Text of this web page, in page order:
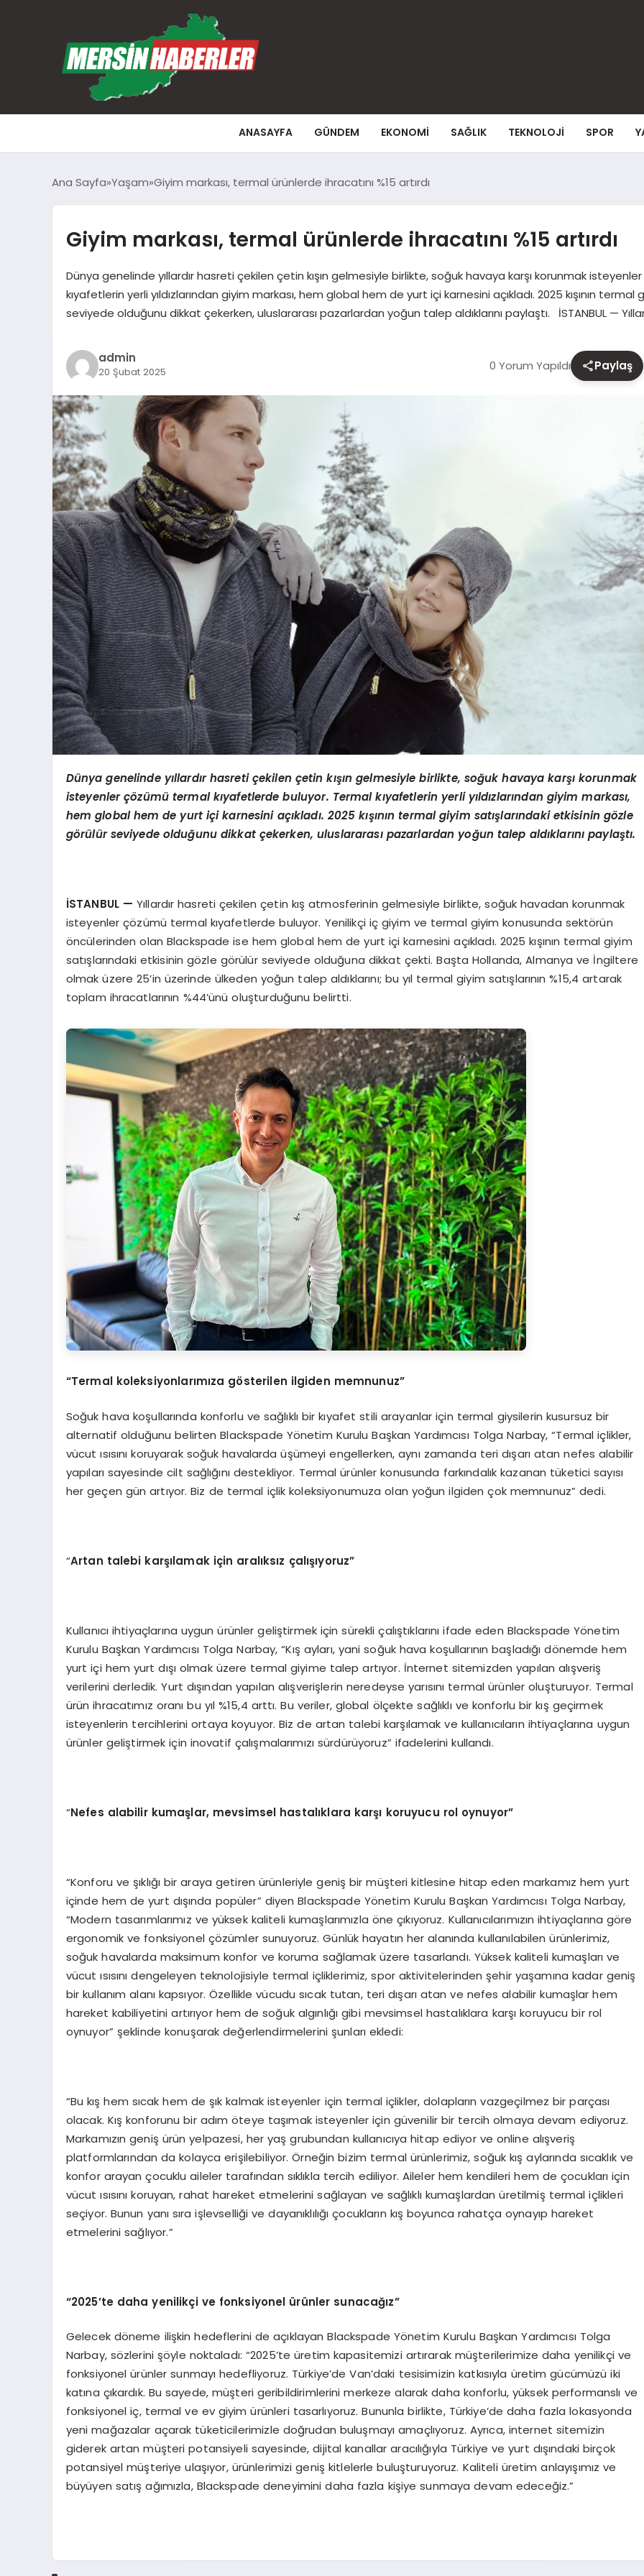
ANASAYFA GÜNDEM EKONOMI SAĞLIK TEKNOLOJI SPOR
Ana Sayfa Yaşam Giyim markası, termal ürünlerde ihracatını %15 artırdı
Giyim markası, termal ürünlerde ihracatını %15 artırdı
Dünya genelinde yıllardır hasreti çekilen çetin kışın gelmesiyle birlikte, soğuk havaya karşı korunmak
kıyafetlerin yerli yıldızlarından giyim markası, hem global hem de yurt içi karnesini açıkladı. 2025 kışının
seviyede olduğunu dikkat çekerken, uluslararası pazarlardan yoğun talep aldıklarını paylaştı. İSTANBUL —
admin
20 Şubat 2025 0 Yorum Yapıldı Paylaş
Dünya genelinde yıllardır hasreti çekilen çetin kışın gelmesiyle birlikte, soğuk havaya karşı korunmak
isteyenler çözümü termal kıyafetlerde buluyor. Termal kıyafetlerin yerli yıldızlarından giyim markası,
hem global hem de yurt içi karnesini açıkladı. 2025 kışının termal giyim satışlarındaki etkisinin gözle
görülür seviyede olduğunu dikkat çekerken, uluslararası pazarlardan yoğun talep aldıklarını paylaştı.
İSTANBUL — Yıllardır hasreti çekilen çetin kış atmosferinin gelmesiyle birlikte, soğuk havadan korunmak
isteyenler çözümü termal kıyafetlerde buluyor. Yenilikçi iç giyim ve termal giyim konusunda sektörün
öncülerinden olan Blackspade ise hem global hem de yurt içi karnesini açıkladı. 2025 kışının termal giyim
satışlarındaki etkisinin gözle görülür seviyede olduğuna dikkat çekti. Başta Hollanda, Almanya ve İngiltere
olmak üzere 25’in üzerinde ülkeden yoğun talep aldıklarını; bu yıl termal giyim satışlarının %15,4 artarak
toplam ihracatlarının %44’ünü oluşturduğunu belirtti.
“Termal koleksiyonlarımıza gösterilen ilgiden memnunuz”
Soğuk hava koşullarında konforlu ve sağlıklı bir kıyafet stili arayanlar için termal giysilerin kusursuz bir
alternatif olduğunu belirten Blackspade Yönetim Kurulu Başkan Yardımcısı Tolga Narbay, “Termal içlikler,
vücut ısısını koruyarak soğuk havalarda üşümeyi engellerken, aynı zamanda teri dışarı atan nefes alabilir
yapıları sayesinde cilt sağlığını destekliyor. Termal ürünler konusunda farkındalık kazanan tüketici sayısı
her geçen gün artıyor. Biz de termal içlik koleksiyonumuza olan yoğun ilgiden çok memnunuz” dedi.
“Artan talebi karşılamak için aralıksız çalışıyoruz”
Kullanıcı ihtiyaçlarına uygun ürünler geliştirmek için sürekli çalıştıklarını ifade eden Blackspade Yönetim
Kurulu Başkan Yardımcısı Tolga Narbay, “Kış ayları, yani soğuk hava koşullarının başladığı dönemde hem
yurt içi hem yurt dışı olmak üzere termal giyime talep artıyor. İnternet sitemizden yapılan alışveriş
verilerini derledik. Yurt dışından yapılan alışverişlerin neredeyse yarısını termal ürünler oluşturuyor. Termal
ürün ihracatımız oranı bu yıl %15,4 arttı. Bu veriler, global ölçekte sağlıklı ve konforlu bir kış geçirmek
isteyenlerin tercihlerini ortaya koyuyor. Biz de artan talebi karşılamak ve kullanıcıların ihtiyaçlarına uygun
ürünler geliştirmek için inovatif çalışmalarımızı sürdürüyoruz” ifadelerini kullandı.
“Nefes alabilir kumaşlar, mevsimsel hastalıklara karşı koruyucu rol oynuyor”
“Konforu ve şıklığı bir araya getiren ürünleriyle geniş bir müşteri kitlesine hitap eden markamız hem yurt
içinde hem de yurt dışında popüler” diyen Blackspade Yönetim Kurulu Başkan Yardımcısı Tolga Narbay,
“Modern tasarımlarımız ve yüksek kaliteli kumaşlarımızla öne çıkıyoruz. Kullanıcılarımızın ihtiyaçlarına göre
ergonomik ve fonksiyonel çözümler sunuyoruz. Günlük hayatın her alanında kullanılabilen ürünlerimiz,
soğuk havalarda maksimum konfor ve koruma sağlamak üzere tasarlandı. Yüksek kaliteli kumaşları ve
vücut ısısını dengeleyen teknolojisiyle termal içliklerimiz, spor aktivitelerinden şehir yaşamına kadar geniş
bir kullanım alanı kapsıyor. Özellikle vücudu sıcak tutan, teri dışarı atan ve nefes alabilir kumaşlar hem
hareket kabiliyetini artırıyor hem de soğuk algınlığı gibi mevsimsel hastalıklara karşı koruyucu bir rol
oynuyor” şeklinde konuşarak değerlendirmelerini şunları ekledi:
“Bu kış hem sıcak hem de şık kalmak isteyenler için termal içlikler, dolapların vazgeçilmez bir parçası
olacak. Kış konforunu bir adım öteye taşımak isteyenler için güvenilir bir tercih olmaya devam ediyoruz.
Markamızın geniş ürün yelpazesi, her yaş grubundan kullanıcıya hitap ediyor ve online alışveriş
platformlarından da kolayca erişilebiliyor. Örneğin bizim termal ürünlerimiz, soğuk kış aylarında sıcaklık ve
konfor arayan çocuklu aileler tarafından sıklıkla tercih ediliyor. Aileler hem kendileri hem de çocukları için
vücut ısısını koruyan, rahat hareket etmelerini sağlayan ve sağlıklı kumaşlardan üretilmiş termal içlikleri
seçiyor. Bunun yanı sıra işlevselliği ve dayanıklılığı çocukların kış boyunca rahatça oynayıp hareket
etmelerini sağlıyor.”
“2025’te daha yenilikçi ve fonksiyonel ürünler sunacağız”
Gelecek döneme ilişkin hedeflerini de açıklayan Blackspade Yönetim Kurulu Başkan Yardımcısı Tolga
Narbay, sözlerini şöyle noktaladı: “2025’te üretim kapasitemizi artırarak müşterilerimize daha yenilikçi ve
fonksiyonel ürünler sunmayı hedefliyoruz. Türkiye’de Van’daki tesisimizin katkısıyla üretim gücümüzü iki
katına çıkardık. Bu sayede, müşteri geribildirimlerini merkeze alarak daha konforlu, yüksek performanslı ve
fonksiyonel iç, termal ve ev giyim ürünleri tasarlıyoruz. Bununla birlikte, Türkiye’de daha fazla lokasyonda
yeni mağazalar açarak tüketicilerimizle doğrudan buluşmayı amaçlıyoruz. Ayrıca, internet sitemizin
giderek artan müşteri potansiyeli sayesinde, dijital kanallar aracılığıyla Türkiye ve yurt dışındaki birçok
potansiyel müşteriye ulaşıyor, ürünlerimizi geniş kitlelerle buluşturuyoruz. Kaliteli üretim anlayışımız ve
büyüyen satış ağımızla, Blackspade deneyimini daha fazla kişiye sunmaya devam edeceğiz.”